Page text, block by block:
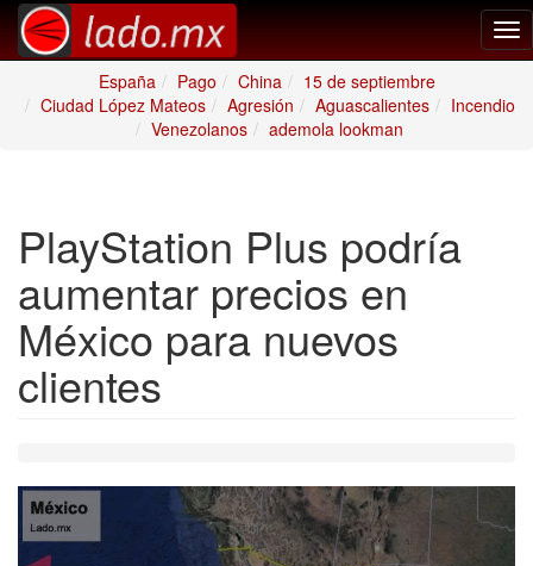
España
Pago China
15 de septiembre
Ciudad López Mateos
Agresión Aguascalientes
Incendio
Venezolanos
ademola lookman
PlayStation Plus podría
aumentar precios en
México para nuevos
clientes